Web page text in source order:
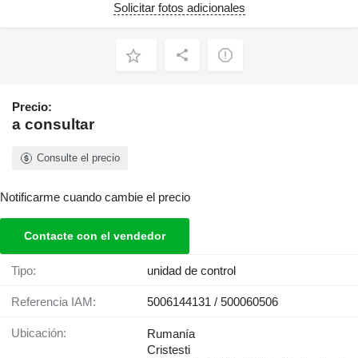
Solicitar fotos adicionales
Precio:
a consultar
Consulte el precio
Notificarme cuando cambie el precio
Contacte con el vendedor
Tipo: unidad de control
Referencia IAM: 5006144131 / 500060506
Ubicación:
Rumanía
Cristesti